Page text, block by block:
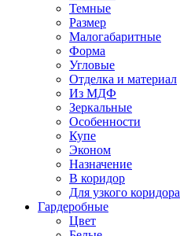
Темные
Размер
Малогабаритные
Форма
Угловые
Отделка и материал
Из МДФ
Зеркальные
Особенности
Купе
Эконом
Назначение
В коридор
Для узкого коридора
Гардеробные
Цвет